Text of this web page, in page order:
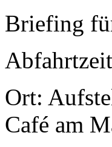
Briefing
Ort:
Café am